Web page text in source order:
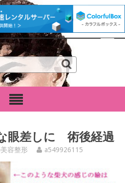
眼差しに 術後経過
容整形 a549926115